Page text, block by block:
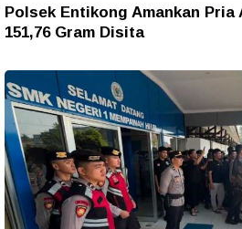
Polsek Entikong Amankan Pria
151,76 Gram Disita